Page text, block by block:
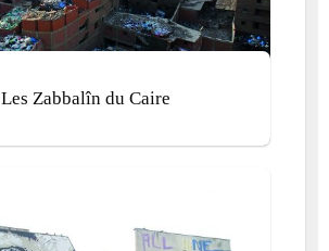
Les Zabbalîn du Caire